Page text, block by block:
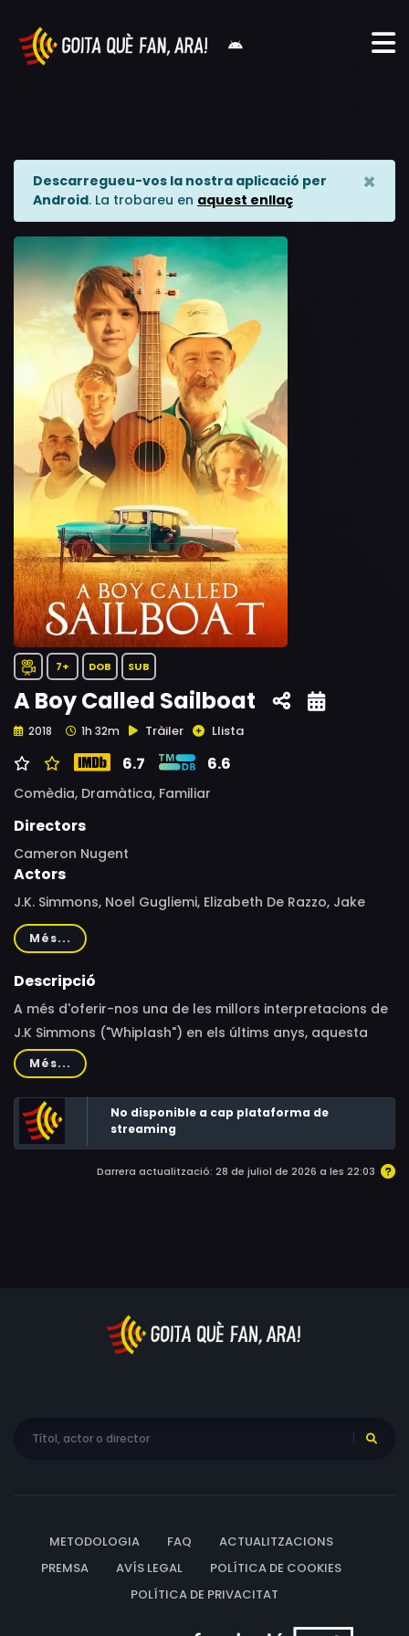
Descarregueu-vos la nostra aplicació per
Android. La trobareu en aquest enllaç
×
7+ DOB SUB
A Boy Called Sailboat
2018 1h 32m Tràiler Llista
6.7 6.6
Comèdia, Dramàtica, Familiar
Directors
Cameron Nugent
Actors
J.K. Simmons, Noel Gugliemi, Elizabeth De Razzo, Jake
Busey, Keanu Wilson, Julian Atocani Sanchez, Zeyah
Pearson, Addison Pearson, Trevor Johnson, Waylon
James Yurcic, Lew Temple, Bernard Curry, Addam
Més...
Descripció
A més d'oferir-nos una de les millors interpretacions de
J.K Simmons ("Whiplash") en els últims anys, aquesta
comèdia dramàtica ens narra la inspiradora història
d'un nen convertit en estrella del folk. Una família
hispànica té grans esperances dipositades en el seu
extraordinari fill anomenat Sailboat quan un gest
personal desperta una infinitat de possibilitats. Armat
amb una petita guitarra, Sailboat lidera a un petit grup
Més...
No disponible a cap plataforma de
streaming
Darrera actualització: 28 de juliol de 2026 a les 22:03
METODOLOGIA FAQ
ACTUALITZACIONS
PREMSA
AVÍS LEGAL
POLÍTICA DE COOKIES
POLÍTICA DE PRIVACITAT